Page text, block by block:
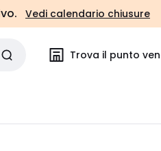
Vedi calendario chiusure
Trova il punto